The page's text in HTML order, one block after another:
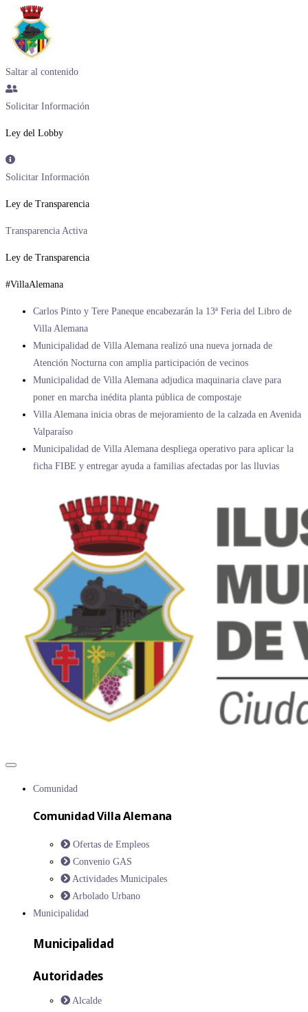
Saltar al contenido
Solicitar Información
Ley del Lobby
Solicitar Información
Ley de Transparencia
Transparencia Activa
Ley de Transparencia
#VillaAlemana
Carlos Pinto y Tere Paneque encabezarán la 13ª Feria del Libro de
Villa Alemana
Municipalidad de Villa Alemana realizó una nueva jornada de
Atención Nocturna con amplia participación de vecinos
Municipalidad de Villa Alemana adjudica maquinaria clave para
poner en marcha inédita planta pública de compostaje
Villa Alemana inicia obras de mejoramiento de la calzada en Avenida
Valparaíso
Municipalidad de Villa Alemana despliega operativo para aplicar la
ficha FIBE y entregar ayuda a familias afectadas por las lluvias
Comunidad
Comunidad Villa Alemana
Ofertas de Empleos
Convenio GAS
Actividades Municipales
Arbolado Urbano
Municipalidad
Municipalidad
Autoridades
Alcalde